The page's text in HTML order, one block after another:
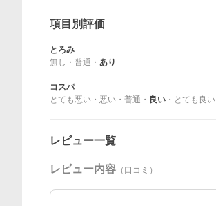
項目別評価
とろみ
無し ・ 普通 ・ あり
コスパ
とても悪い ・ 悪い ・ 普通 ・ 良い ・ とても良い
レビュー一覧
レビュー内容 （口コミ）